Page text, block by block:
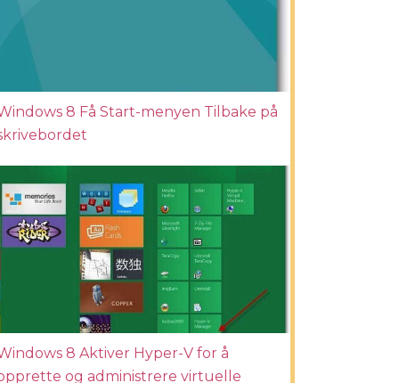
8 Få Start-menyen Tilbake på
8 Aktiver Hyper-V for å
og administrere virtuelle